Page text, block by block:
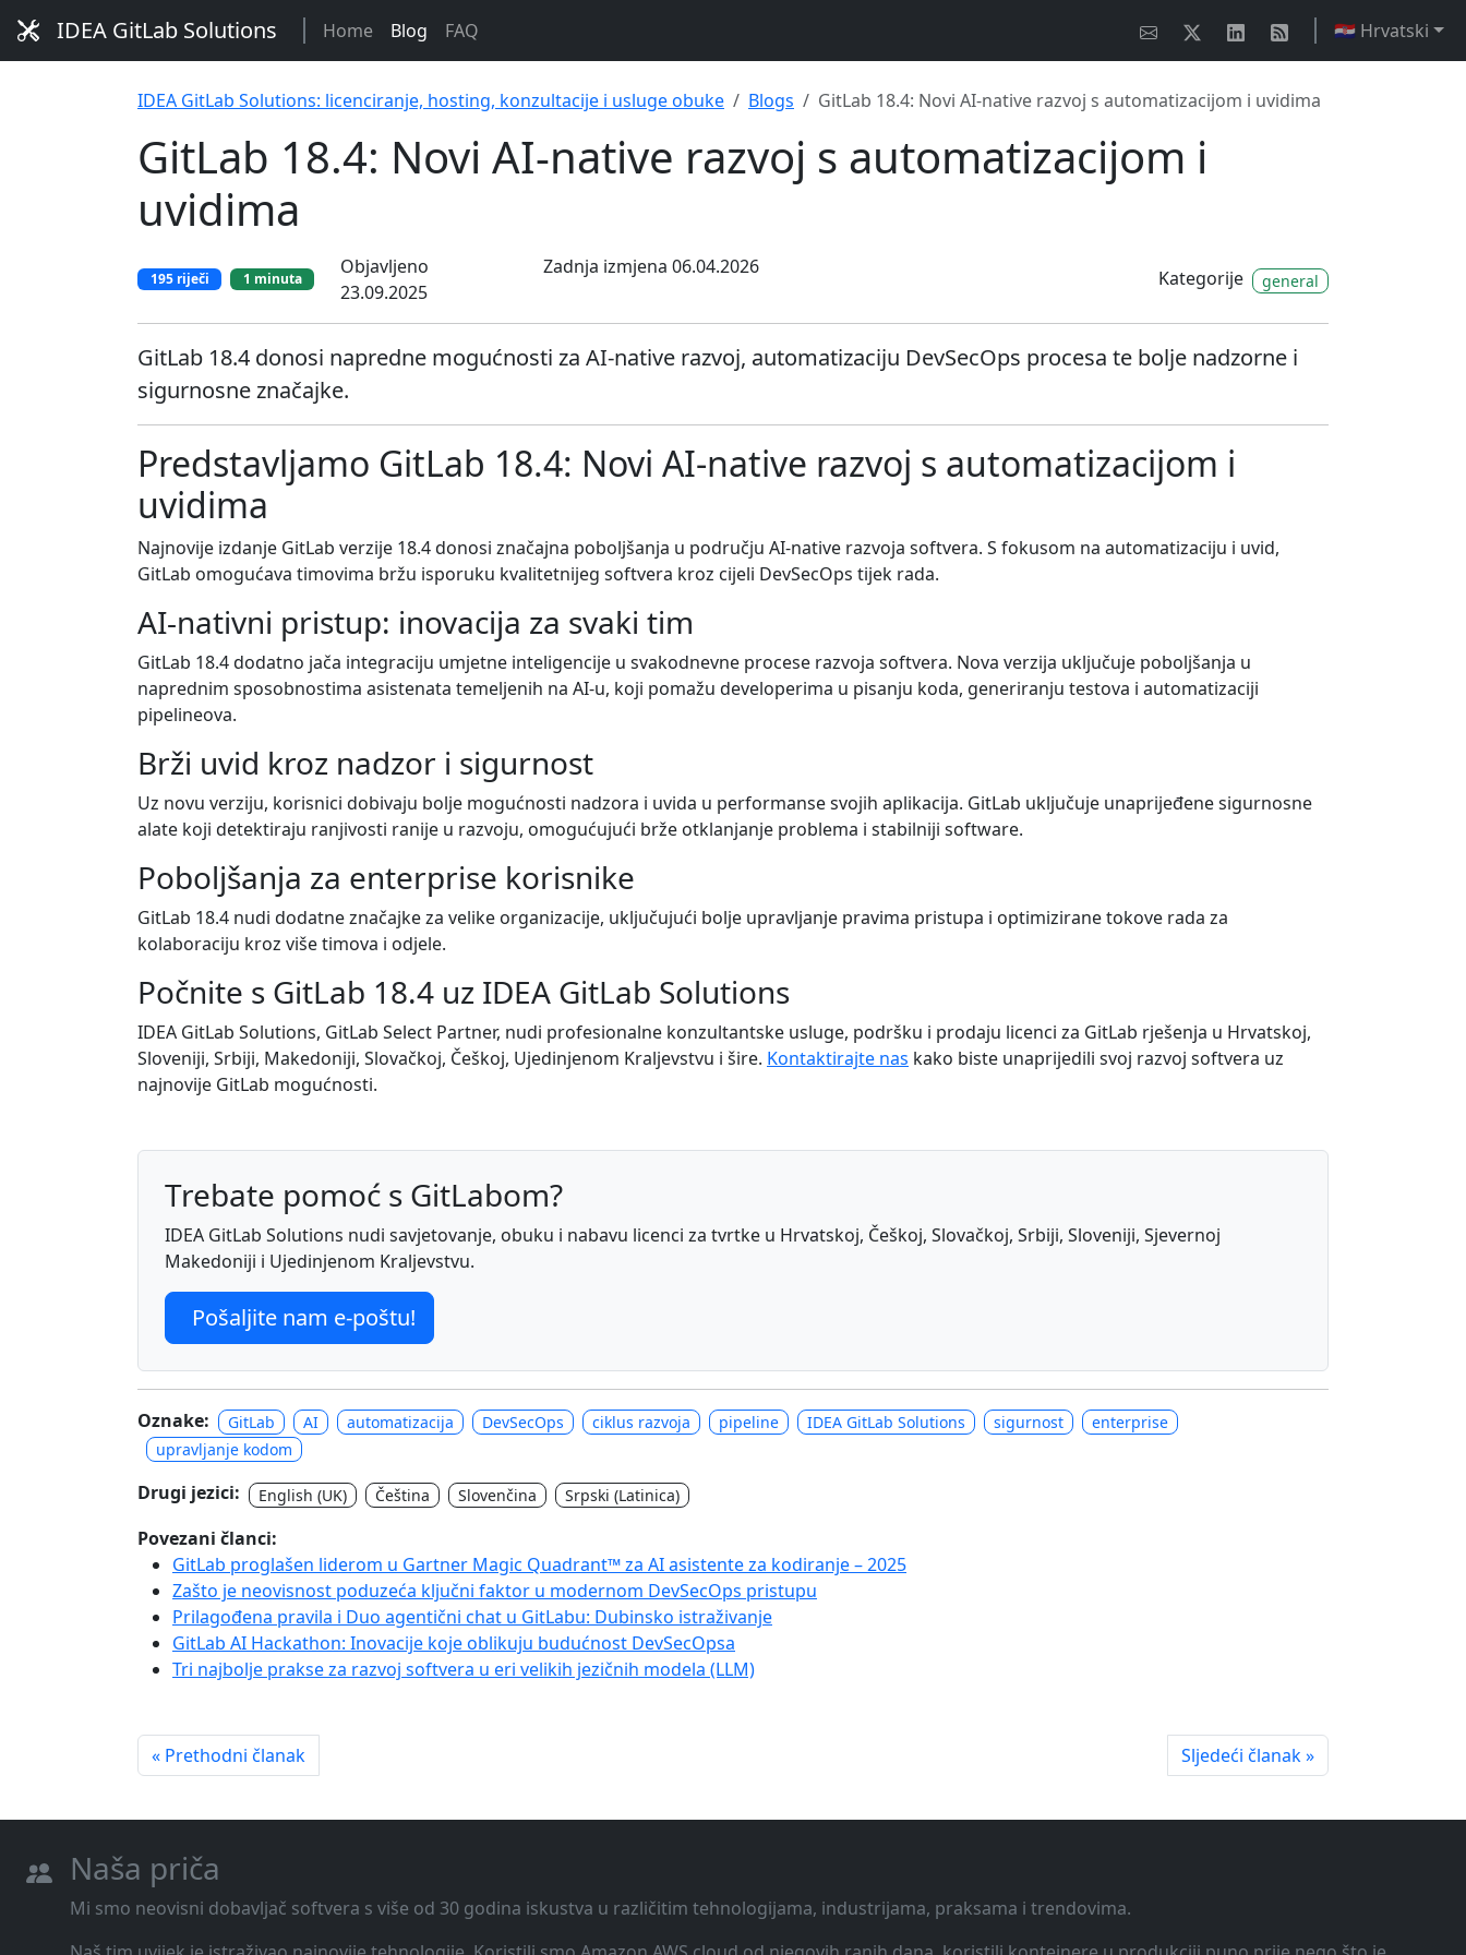
IDEA GitLab Solutions Home Blog FAQ 🇭🇷 Hrvatski
IDEA GitLab Solutions: licenciranje, hosting, konzultacije i usluge obuke Blogs GitLab 18.4: Novi AI-native razvoj s automatizacijom i uvidima
GitLab 18.4: Novi AI-native razvoj s automatizacijom i
uvidima
195 riječi 1 minuta
Objavljeno
23.09.2025
Zadnja izmjena 06.04.2026
Kategorije general
GitLab 18.4 donosi napredne mogućnosti za AI-native razvoj, automatizaciju DevSecOps procesa te bolje nadzorne i
sigurnosne značajke.
Predstavljamo GitLab 18.4: Novi AI-native razvoj s automatizacijom i
uvidima
Najnovije izdanje GitLab verzije 18.4 donosi značajna poboljšanja u području AI-native razvoja softvera. S fokusom na automatizaciju i uvid,
GitLab omogućava timovima bržu isporuku kvalitetnijeg softvera kroz cijeli DevSecOps tijek rada.
AI-nativni pristup: inovacija za svaki tim
GitLab 18.4 dodatno jača integraciju umjetne inteligencije u svakodnevne procese razvoja softvera. Nova verzija uključuje poboljšanja u
naprednim sposobnostima asistenata temeljenih na AI-u, koji pomažu developerima u pisanju koda, generiranju testova i automatizaciji
pipelineova.
Brži uvid kroz nadzor i sigurnost
Uz novu verziju, korisnici dobivaju bolje mogućnosti nadzora i uvida u performanse svojih aplikacija. GitLab uključuje unaprijeđene sigurnosne
alate koji detektiraju ranjivosti ranije u razvoju, omogućujući brže otklanjanje problema i stabilniji software.
Poboljšanja za enterprise korisnike
GitLab 18.4 nudi dodatne značajke za velike organizacije, uključujući bolje upravljanje pravima pristupa i optimizirane tokove rada za
kolaboraciju kroz više timova i odjele.
Počnite s GitLab 18.4 uz IDEA GitLab Solutions
IDEA GitLab Solutions, GitLab Select Partner, nudi profesionalne konzultantske usluge, podršku i prodaju licenci za GitLab rješenja u Hrvatskoj,
Sloveniji, Srbiji, Makedoniji, Slovačkoj, Češkoj, Ujedinjenom Kraljevstvu i šire. Kontaktirajte nas kako biste unaprijedili svoj razvoj softvera uz
najnovije GitLab mogućnosti.
Trebate pomoć s GitLabom?
IDEA GitLab Solutions nudi savjetovanje, obuku i nabavu licenci za tvrtke u Hrvatskoj, Češkoj, Slovačkoj, Srbiji, Sloveniji, Sjevernoj
Makedoniji i Ujedinjenom Kraljevstvu.
Pošaljite nam e-poštu!
Oznake: GitLab AI automatizacija DevSecOps ciklus razvoja pipeline IDEA GitLab Solutions sigurnost
enterprise
upravljanje kodom
Drugi jezici: English (UK) Čeština Slovenčina Srpski (Latinica)
Povezani članci:
GitLab proglašen liderom u Gartner Magic Quadrant™ za AI asistente za kodiranje – 2025
Zašto je neovisnost poduzeća ključni faktor u modernom DevSecOps pristupu
Prilagođena pravila i Duo agentični chat u GitLabu: Dubinsko istraživanje
GitLab AI Hackathon: Inovacije koje oblikuju budućnost DevSecOpsa
Tri najbolje prakse za razvoj softvera u eri velikih jezičnih modela (LLM)
« Prethodni članak Sljedeći članak »
Naša priča
Mi smo neovisni dobavljač softvera s više od 30 godina iskustva u različitim tehnologijama, industrijama, praksama i trendovima.